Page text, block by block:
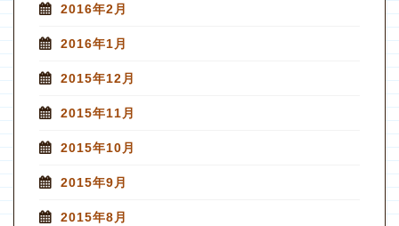
2016年2月
2016年1月
2015年12月
2015年11月
2015年10月
2015年9月
2015年8月